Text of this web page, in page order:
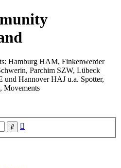
Hamburg HAM, Finkenwerder
Parchim SZW, Lübeck
Hannover HAJ u.a. Spotter,
Movements
Suche